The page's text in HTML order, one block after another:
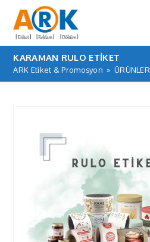
KARAMAN RULO ETIKET
ARK Etiket & Promosyon » ÜRÜNLER